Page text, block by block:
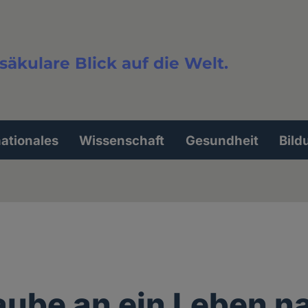
Blick auf die Welt.
Wissenschaft Gesundheit